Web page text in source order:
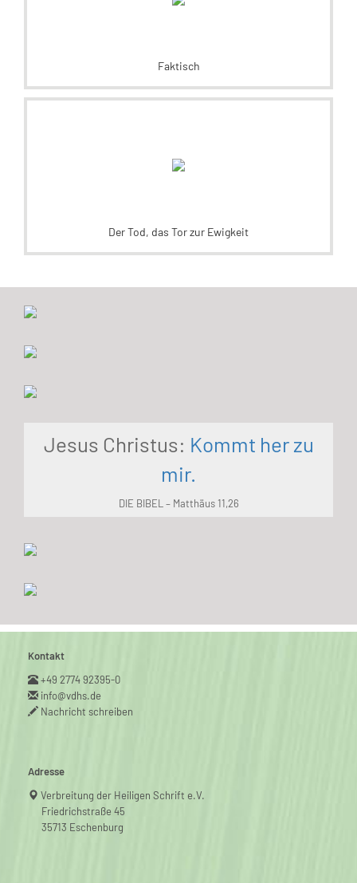
Faktisch
Der Tod, das Tor zur Ewigkeit
Jesus Christus: Kommt her zu
mir.
DIE BIBEL – Matthäus 11,26
Kontakt
+49 2774 92395-0
info@vdhs.de
Nachricht schreiben
Adresse
Verbreitung der Heiligen Schrift e.V.
Friedrichstraße 45
35713 Eschenburg